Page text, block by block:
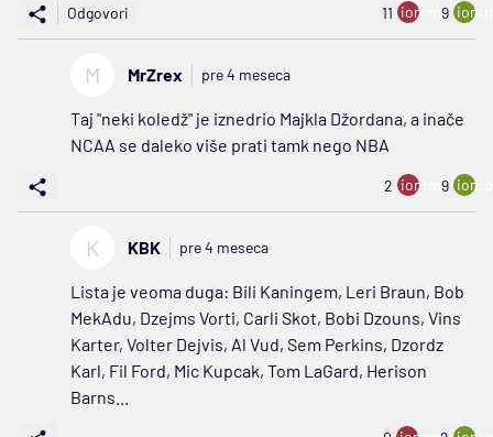
Odgovori 11 ion:minus
9
M MrZrex pre 4 meseca
Taj "neki koledž" je iznedrio Majkla Džordana, a inače
NCAA se daleko više prati tamk nego NBA
2 ion:minus
9
K KBK pre 4 meseca
Lista je veoma duga: Bili Kaningem, Leri Braun, Bob
MekAdu, Dzejms Vorti, Carli Skot, Bobi Dzouns, Vins
Karter, Volter Dejvis, Al Vud, Sem Perkins, Dzordz
Karl, Fil Ford, Mic Kupcak, Tom LaGard, Herison
Barns...